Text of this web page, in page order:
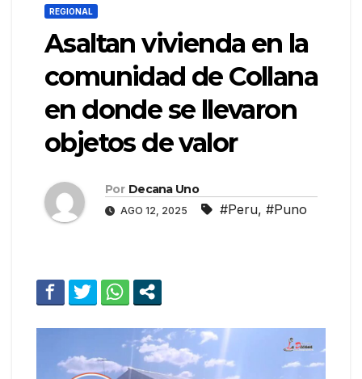
REGIONAL
Asaltan vivienda en la
comunidad de Collana
en donde se llevaron
objetos de valor
Por Decana Uno
AGO 12, 2025 #Peru, #Puno